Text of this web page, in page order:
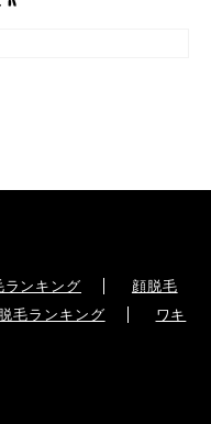
ランキング
顔脱毛
毛ランキング
ワキ